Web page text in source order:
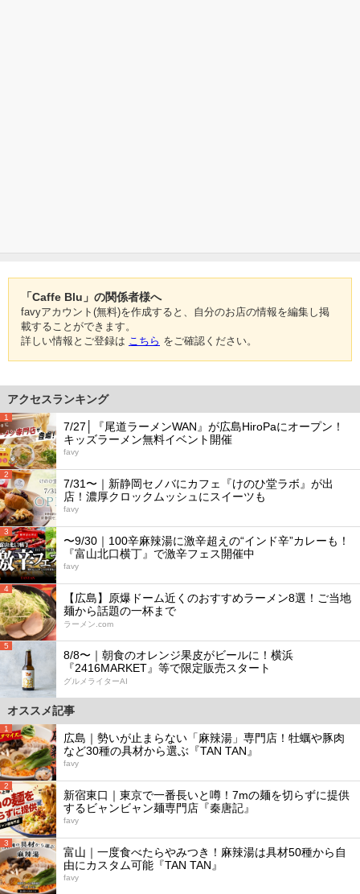
「Caffe Blu」の関係者様へ
favyアカウント(無料)を作成すると、自分のお店の情報を編集し掲
載することができます。
詳しい情報とご登録は こちら をご確認ください。
アクセスランキング
1
7/27│『尾道ラーメンWAN』が広島HiroPaにオープン！
キッズラーメン無料イベント開催
favy
2
7/31〜｜新静岡セノバにカフェ『けのひ堂ラボ』が出
店！濃厚クロックムッシュにスイーツも
favy
3
〜9/30｜100辛麻辣湯に激辛超えの“インド辛”カレーも！
『富山北口横丁』で激辛フェス開催中
favy
4
【広島】原爆ドーム近くのおすすめラーメン8選！ご当地
麺から話題の一杯まで
ラーメン.com
5
8/8〜｜朝食のオレンジ果皮がビールに！横浜
『2416MARKET』等で限定販売スタート
グルメライターAI
オススメ記事
1
広島｜勢いが止まらない「麻辣湯」専門店！牡蠣や豚肉
など30種の具材から選ぶ『TAN TAN』
favy
2
新宿東口｜東京で一番長いと噂！7mの麺を切らずに提供
するビャンビャン麺専門店『秦唐記』
favy
3
富山｜一度食べたらやみつき！麻辣湯は具材50種から自
由にカスタム可能『TAN TAN』
favy